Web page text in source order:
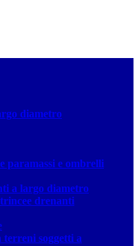
diametro
paramassi e ombrelli
a largo diametro
drenanti
soggetti a